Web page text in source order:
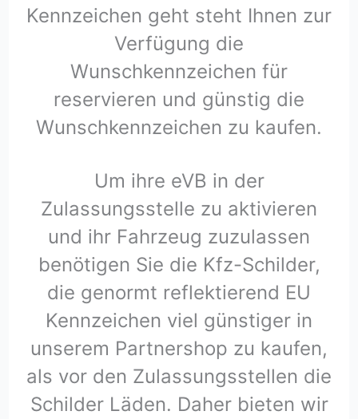
Kennzeichen geht steht Ihnen zur
Verfügung die
Wunschkennzeichen für
reservieren und günstig die
Wunschkennzeichen zu kaufen.
Um ihre eVB in der
Zulassungsstelle zu aktivieren
und ihr Fahrzeug zuzulassen
benötigen Sie die Kfz-Schilder,
die genormt reflektierend EU
Kennzeichen viel günstiger in
unserem Partnershop zu kaufen,
als vor den Zulassungsstellen die
Schilder Läden. Daher bieten wir